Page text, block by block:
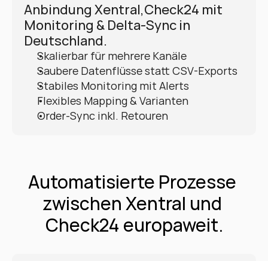
Anbindung Xentral,Check24 mit
Monitoring & Delta-Sync in
Deutschland.
Skalierbar für mehrere Kanäle
Saubere Datenflüsse statt CSV-Exports
Stabiles Monitoring mit Alerts
Flexibles Mapping & Varianten
Order-Sync inkl. Retouren
Automatisierte Prozesse
zwischen Xentral und
Check24 europaweit.